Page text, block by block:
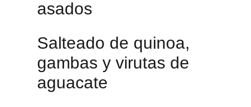
asados
Salteado de quinoa,
gambas y virutas de
aguacate